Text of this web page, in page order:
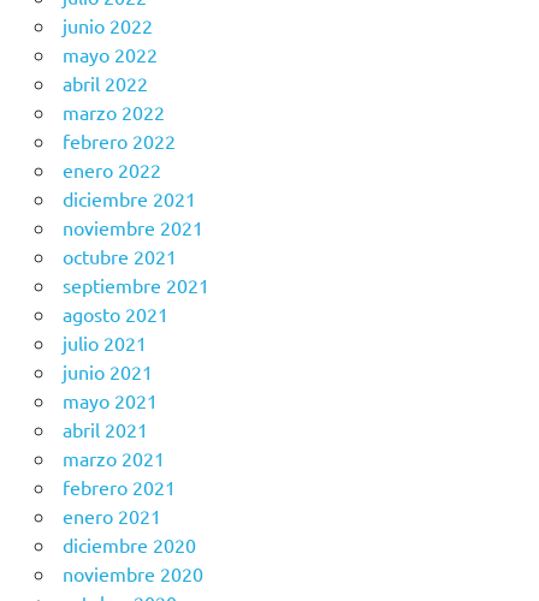
junio 2022
mayo 2022
abril 2022
marzo 2022
febrero 2022
enero 2022
diciembre 2021
noviembre 2021
octubre 2021
septiembre 2021
agosto 2021
julio 2021
junio 2021
mayo 2021
abril 2021
marzo 2021
febrero 2021
enero 2021
diciembre 2020
noviembre 2020